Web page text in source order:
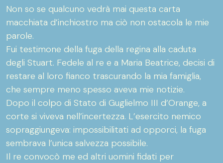
Non so se qualcuno vedrà mai questa carta
macchiata d’inchiostro ma ciò non ostacola le mie
parole.
Fui testimone della fuga della regina alla caduta
degli Stuart. Fedele al re e a Maria Beatrice, decisi di
restare al loro fianco trascurando la mia famiglia,
che sempre meno spesso aveva mie notizie.
Dopo il colpo di Stato di Guglielmo III d’Orange, a
corte si viveva nell’incertezza. L’esercito nemico
sopraggiungeva: impossibilitati ad opporci, la fuga
sembrava l’unica salvezza possibile.
Il re convocò me ed altri uomini fidati per